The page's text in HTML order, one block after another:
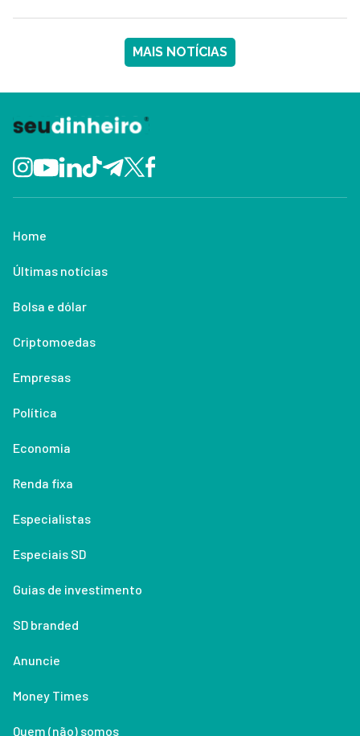
MAIS NOTÍCIAS
Home
Últimas notícias
Bolsa e dólar
Criptomoedas
Empresas
Política
Economia
Renda fixa
Especialistas
Especiais SD
Guias de investimento
SD branded
Anuncie
Money Times
Quem (não) somos